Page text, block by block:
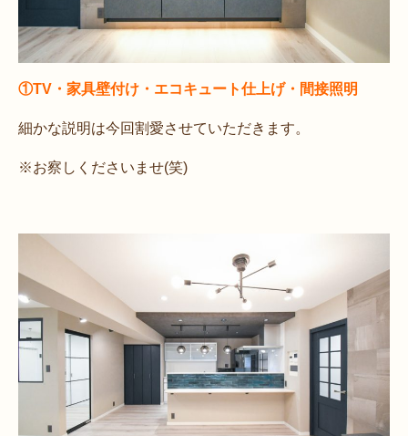
①TV・家具壁付け・エコキュート仕上げ・間接照明
細かな説明は今回割愛させていただきます。
※お察しくださいませ(笑)